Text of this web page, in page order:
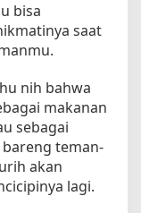
bisa
saat
nih bahwa
makanan
sebagai
teman-
akan
lagi.